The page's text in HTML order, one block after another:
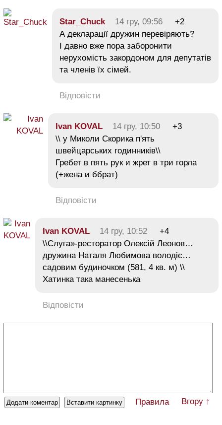
Star_Chuck 14 гру, 09:56
+2
А декларації дружин перевіряють?
І давно вже пора заборонити
нерухомість закордоном для депутатів
та членів їх сімей.
Відповісти
Ivan KOVAL 14 гру, 10:50
+3
\\ у Миколи Скорика п'ять
швейцарських годинників\\
Гребет в пять рук и жрет в три горла
(+жена и ббрат)
Відповісти
Ivan KOVAL 14 гру, 10:52
+4
\\Слуга»-ресторатор Олексій Леонов…
дружина Наталя Любимова володіє…
садовим будиночком (581, 4 кв. м) \\
Хатинка така манесенька
Відповісти
Правила Вгору ↑